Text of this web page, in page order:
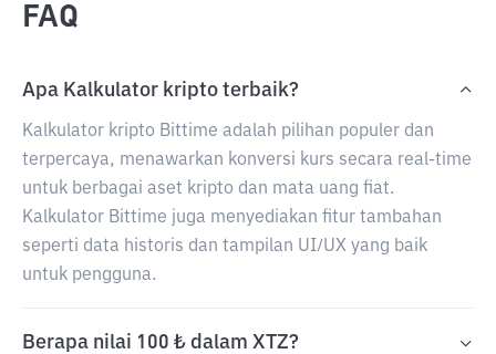
FAQ
Apa Kalkulator kripto terbaik?
Kalkulator kripto Bittime adalah pilihan populer dan
terpercaya, menawarkan konversi kurs secara real-time
untuk berbagai aset kripto dan mata uang fiat.
Kalkulator Bittime juga menyediakan fitur tambahan
seperti data historis dan tampilan UI/UX yang baik
untuk pengguna.
Berapa nilai 100 ₺ dalam XTZ?